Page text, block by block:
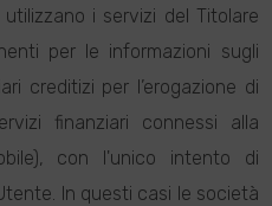
i servizi del Titolare
per le informazioni sugli
creditizi per l’erogazione di
finanziari connessi alla
con l'unico intento di
In questi casi le società